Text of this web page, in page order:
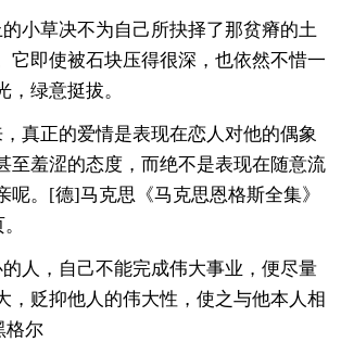
小草决不为自己所抉择了那贫瘠的土
它即使被石块压得很深，也依然不惜一
，绿意挺拔。
真正的爱情是表现在恋人对他的偶象
至羞涩的态度，而绝不是表现在随意流
呢。[德]马克思《马克思恩格斯全集》
人，自己不能完成伟大事业，便尽量
，贬抑他人的伟大性，使之与他本人相
尔